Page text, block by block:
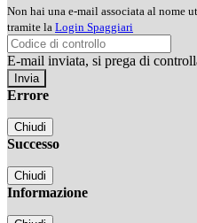
Non hai una e-mail associata al nome
tramite la Login Spaggiari
E-mail inviata, si prega di
Errore
Chiudi
Successo
Chiudi
Informazione